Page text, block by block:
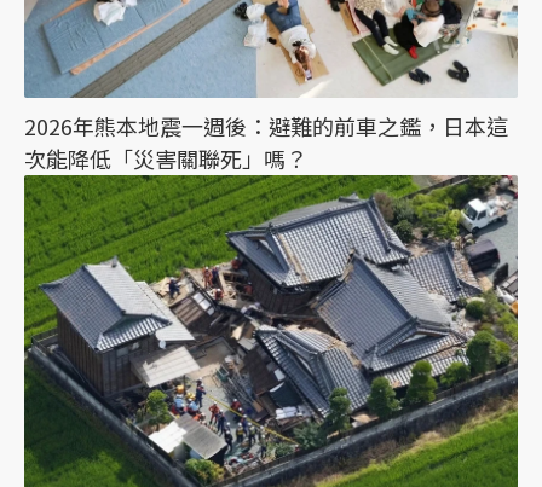
2026年熊本地震一週後：避難的前車之鑑，日本這
次能降低「災害關聯死」嗎？